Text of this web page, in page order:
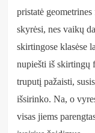
pristatė
skyrėsi, nes vaikų
skirtingose klasėse
nupiešti iš skirtingų
truputį pažaisti,
išsirinko. Na, o
visas jiems